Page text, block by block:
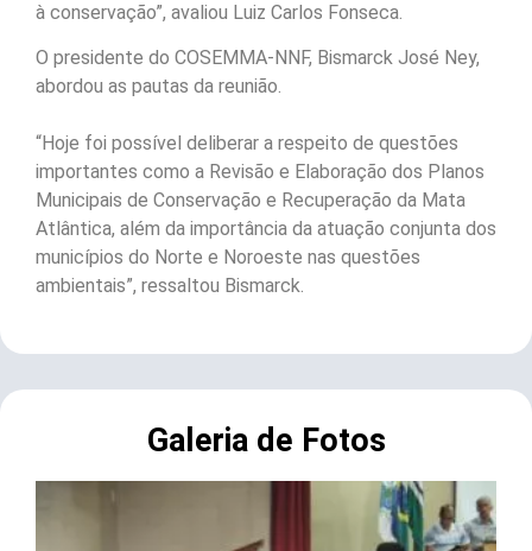
à conservação”, avaliou Luiz Carlos Fonseca.
O presidente do COSEMMA-NNF, Bismarck José Ney,
abordou as pautas da reunião.
“Hoje foi possível deliberar a respeito de questões
importantes como a Revisão e Elaboração dos Planos
Municipais de Conservação e Recuperação da Mata
Atlântica, além da importância da atuação conjunta dos
municípios do Norte e Noroeste nas questões
ambientais”, ressaltou Bismarck.
Galeria de Fotos